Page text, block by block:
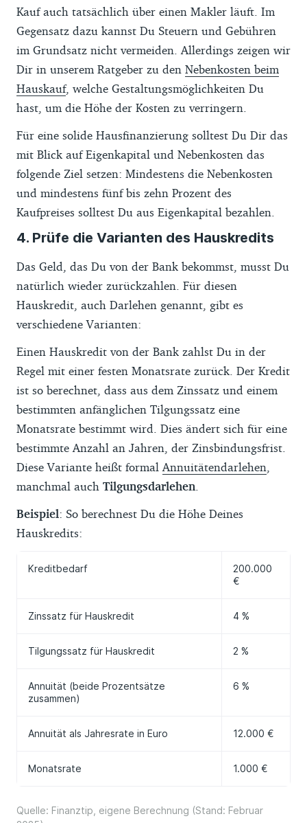
Kauf auch tatsächlich über einen Makler läuft. Im
Gegensatz dazu kannst Du Steuern und Gebühren
im Grundsatz nicht vermeiden. Allerdings zeigen wir
Dir in unserem Ratgeber zu den Nebenkosten beim
Hauskauf, welche Gestaltungsmöglichkeiten Du
hast, um die Höhe der Kosten zu verringern.
Für eine solide Hausfinanzierung solltest Du Dir das
mit Blick auf Eigenkapital und Nebenkosten das
folgende Ziel setzen: Mindestens die Nebenkosten
und mindestens fünf bis zehn Prozent des
Kaufpreises solltest Du aus Eigenkapital bezahlen.
4. Prüfe die Varianten des Hauskredits
Das Geld, das Du von der Bank bekommst, musst Du
natürlich wieder zurückzahlen. Für diesen
Hauskredit, auch Darlehen genannt, gibt es
verschiedene Varianten:
Einen Hauskredit von der Bank zahlst Du in der
Regel mit einer festen Monatsrate zurück. Der Kredit
ist so berechnet, dass aus dem Zinssatz und einem
bestimmten anfänglichen Tilgungssatz eine
Monatsrate bestimmt wird. Dies ändert sich für eine
bestimmte Anzahl an Jahren, der Zinsbindungsfrist.
Diese Variante heißt formal Annuitätendarlehen
manchmal auch Tilgungsdarlehen
Beispiel: So berechnest Du die Höhe Deines
Hauskredits:
Kreditbedarf
200.000
€
Zinssatz für Hauskredit 4 %
Tilgungssatz für Hauskredit 2 %
Annuität (beide Prozentsätze
zusammen)
6 %
Annuität als Jahresrate in Euro 12.000 €
Monatsrate 1.000 €
Quelle: Finanztip, eigene Berechnung (Stand: Februar